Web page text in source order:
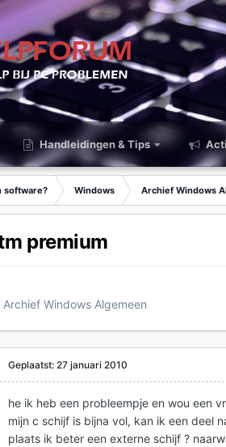
Handleidingen & Tips
software? Windows Archief Windows
premium
Archief Windows Algemeen
Geplaatst:27 januari 2010
he ik heb een probleempje en wou een
mijn c schijf is bijna vol, kan ik een deel
plaats ik beter een externe schijf ?